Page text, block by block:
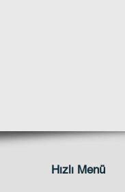
Hızlı Menü